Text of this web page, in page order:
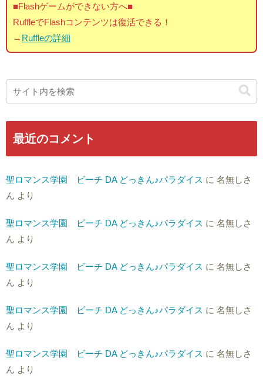
■Flashゲームができない方へ■
RuffleでFlashコンテンツは復活できる！
→ Ruffleの詳細
最近のコメント
聖ロマンス学園 ビーチ DA どっきん♪パラダイス に 名無しさ
ん より
聖ロマンス学園 ビーチ DA どっきん♪パラダイス に 名無しさ
ん より
聖ロマンス学園 ビーチ DA どっきん♪パラダイス に 名無しさ
ん より
聖ロマンス学園 ビーチ DA どっきん♪パラダイス に 名無しさ
ん より
聖ロマンス学園 ビーチ DA どっきん♪パラダイス に 名無しさ
ん より